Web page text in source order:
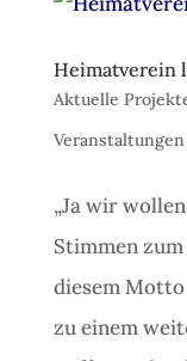
Heimatverein
Aktuelle
Veranstaltungen
„Ja wir
Stimmen zum
diesem
zu einem